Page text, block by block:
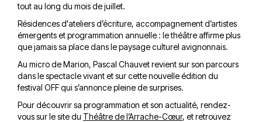
tout au long du mois de juillet.
Résidences d'ateliers d’écriture, accompagnement d’artistes
émergents et programmation annuelle : le théâtre affirme plus
que jamais sa place dans le paysage culturel avignonnais.
Au micro de Marion, Pascal Chauvet revient sur son parcours
dans le spectacle vivant et sur cette nouvelle édition du
festival OFF qui s’annonce pleine de surprises.
Pour découvrir sa programmation et son actualité, rendez-
vous sur le site du Théâtre de l’Arrache-Cœur, et retrouvez